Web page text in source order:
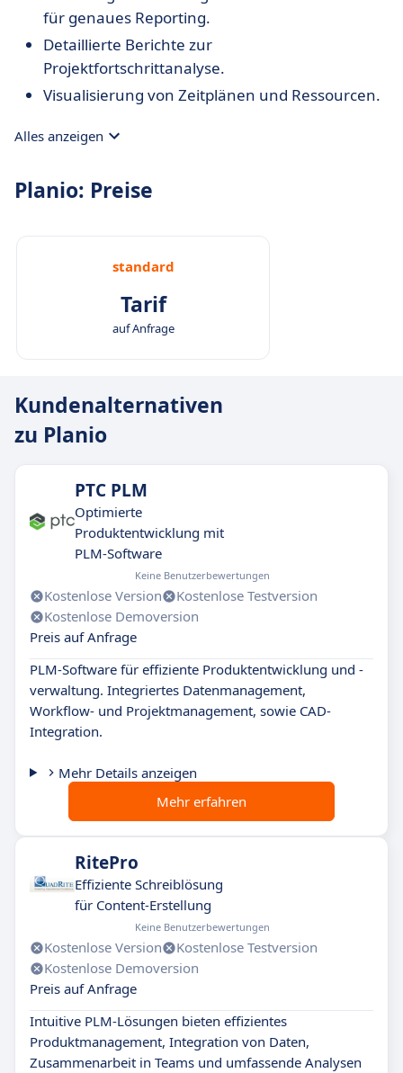
für genaues Reporting.
Detaillierte Berichte zur
Projektfortschrittanalyse.
Visualisierung von Zeitplänen und Ressourcen.
Alles anzeigen
Planio: Preise
standard
Tarif
auf Anfrage
Kundenalternativen
zu Planio
PTC PLM
Optimierte
Produktentwicklung mit
PLM-Software
Keine Benutzerbewertungen
Kostenlose Version
Kostenlose Testversion
Kostenlose Demoversion
Preis auf Anfrage
PLM-Software für effiziente Produktentwicklung und -
verwaltung. Integriertes Datenmanagement,
Workflow- und Projektmanagement, sowie CAD-
Integration.
Mehr Details anzeigen
Mehr erfahren
RitePro
Effiziente Schreiblösung
für Content-Erstellung
Keine Benutzerbewertungen
Kostenlose Version
Kostenlose Testversion
Kostenlose Demoversion
Preis auf Anfrage
Intuitive PLM-Lösungen bieten effizientes
Produktmanagement, Integration von Daten,
Zusammenarbeit in Teams und umfassende Analysen